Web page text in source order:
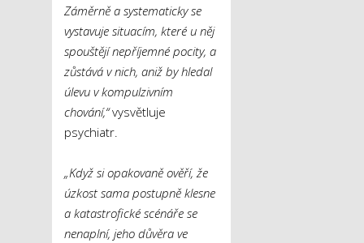
Záměrně a systematicky se
vystavuje situacím, které u něj
spouštějí nepříjemné pocity, a
zůstává v nich, aniž by hledal
úlevu v kompulzivním
chování,“vysvětluje
psychiatr.
„Když si opakovaně ověří, že
úzkost sama postupně klesne
a katastrofické scénáře se
nenaplní, jeho důvěra ve